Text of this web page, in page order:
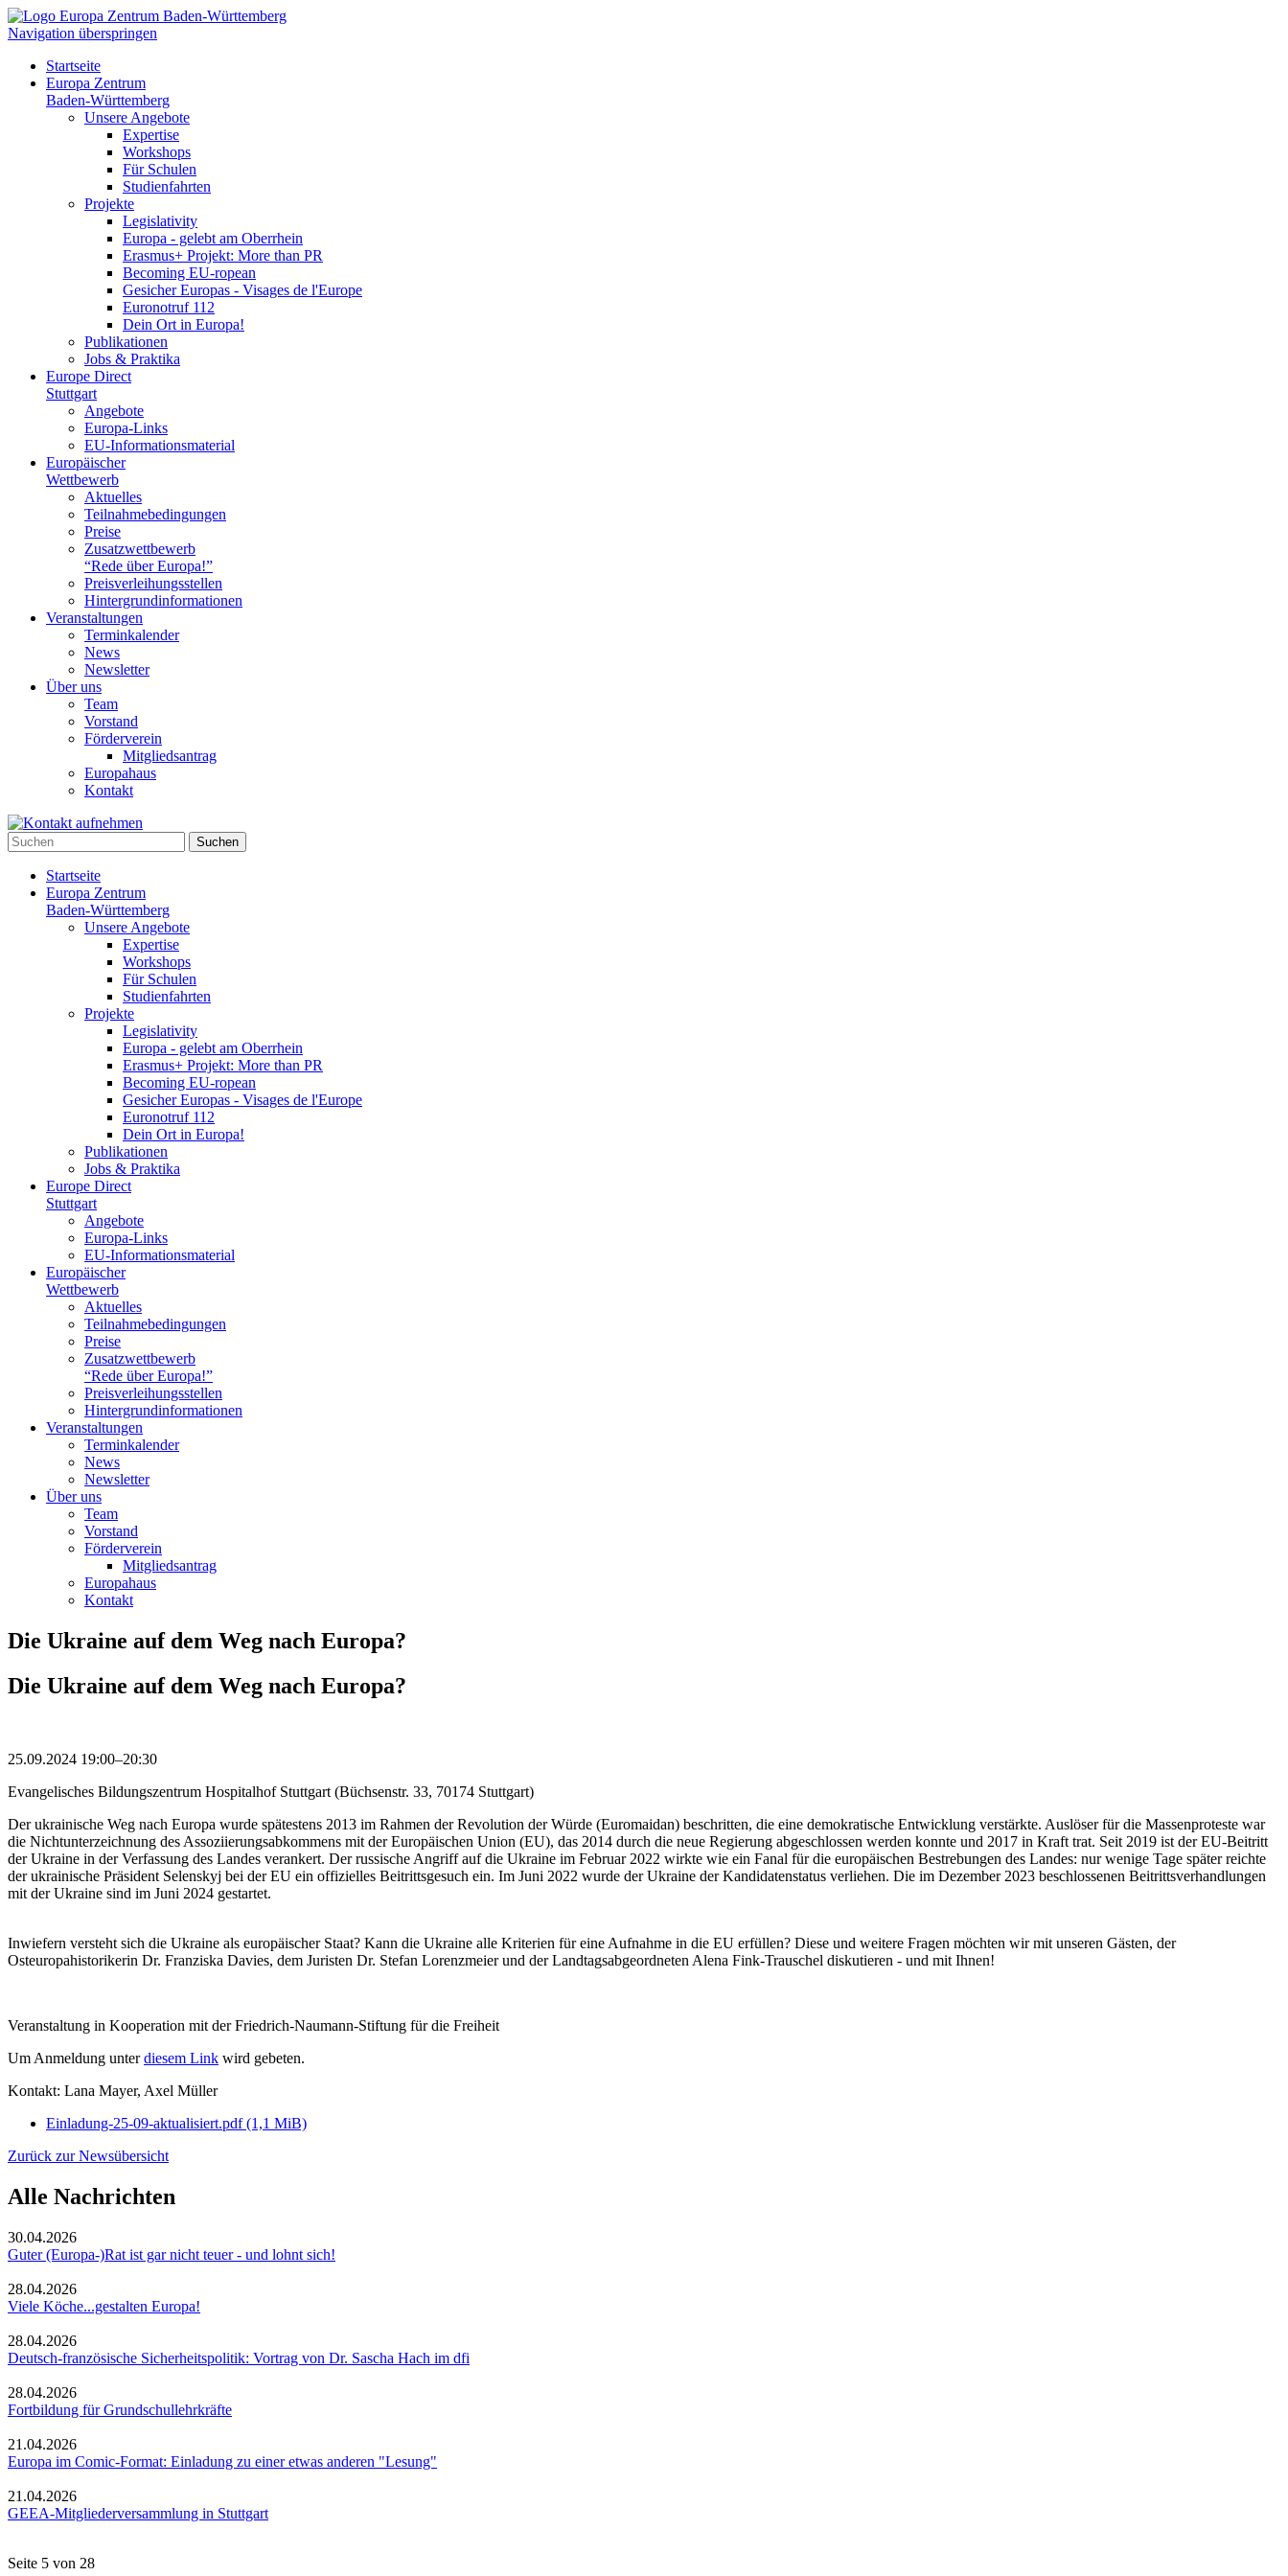
Navigation überspringen
Startseite
Europa Zentrum
Baden-Württemberg
Unsere Angebote
Expertise
Workshops
Für Schulen
Studienfahrten
Projekte
Legislativity
Europa - gelebt am Oberrhein
Erasmus+ Projekt: More than PR
Becoming EU-ropean
Gesicher Europas - Visages de l'Europe
Euronotruf 112
Dein Ort in Europa!
Publikationen
Jobs & Praktika
Europe Direct
Stuttgart
Angebote
Europa-Links
EU-Informationsmaterial
Europäischer
Wettbewerb
Aktuelles
Teilnahme­bedingungen
Preise
Zusatzwettbewerb
“Rede über Europa!”
Preisverleihungsstellen
Hintergrundinformationen
Veranstaltungen
Terminkalender
News
Newsletter
Über uns
Team
Vorstand
Förderverein
Mitgliedsantrag
Europahaus
Kontakt
Suchen
Startseite
Europa Zentrum
Baden-Württemberg
Unsere Angebote
Expertise
Workshops
Für Schulen
Studienfahrten
Projekte
Legislativity
Europa - gelebt am Oberrhein
Erasmus+ Projekt: More than PR
Becoming EU-ropean
Gesicher Europas - Visages de l'Europe
Euronotruf 112
Dein Ort in Europa!
Publikationen
Jobs & Praktika
Europe Direct
Stuttgart
Angebote
Europa-Links
EU-Informationsmaterial
Europäischer
Wettbewerb
Aktuelles
Teilnahme­bedingungen
Preise
Zusatzwettbewerb
“Rede über Europa!”
Preisverleihungsstellen
Hintergrundinformationen
Veranstaltungen
Terminkalender
News
Newsletter
Über uns
Team
Vorstand
Förderverein
Mitgliedsantrag
Europahaus
Kontakt
Die Ukraine auf dem Weg nach Europa?
Die Ukraine auf dem Weg nach Europa?
25.09.2024 19:00–20:30
Evangelisches Bildungszentrum Hospitalhof Stuttgart (Büchsenstr. 33, 70174 Stuttgart)
Der ukrainische Weg nach Europa wurde spätestens 2013 im Rahmen der Revolution der Würde (Euromaidan) beschritten, die eine demokratische Entwicklung verstärkte. Auslöser für die Massenproteste war
die Nichtunterzeichnung des Assoziierungsabkommens mit der Europäischen Union (EU), das 2014 durch die neue Regierung abgeschlossen werden konnte und 2017 in Kraft trat. Seit 2019 ist der EU-Beitritt
der Ukraine in der Verfassung des Landes verankert. Der russische Angriff auf die Ukraine im Februar 2022 wirkte wie ein Fanal für die europäischen Bestrebungen des Landes: nur wenige Tage später reichte
der ukrainische Präsident Selenskyj bei der EU ein offizielles Beitrittsgesuch ein. Im Juni 2022 wurde der Ukraine der Kandidatenstatus verliehen. Die im Dezember 2023 beschlossenen Beitrittsverhandlungen
mit der Ukraine sind im Juni 2024 gestartet.
Inwiefern versteht sich die Ukraine als europäischer Staat? Kann die Ukraine alle Kriterien für eine Aufnahme in die EU erfüllen? Diese und weitere Fragen möchten wir mit unseren Gästen, der
Osteuropahistorikerin Dr. Franziska Davies, dem Juristen Dr. Stefan Lorenzmeier und der Landtagsabgeordneten Alena Fink-Trauschel diskutieren - und mit Ihnen!
Veranstaltung in Kooperation mit der Friedrich-Naumann-Stiftung für die Freiheit
Um Anmeldung unterdiesem Link wird gebeten.
Kontakt: Lana Mayer, Axel Müller
Einladung-25-09-aktualisiert.pdf(1,1 MiB)
Zurück zur Newsübersicht
Alle Nachrichten
30.04.2026
Guter (Europa-)Rat ist gar nicht teuer - und lohnt sich!
28.04.2026
Viele Köche...gestalten Europa!
28.04.2026
Deutsch-französische Sicherheitspolitik: Vortrag von Dr. Sascha Hach im dfi
28.04.2026
Fortbildung für Grundschullehrkräfte
21.04.2026
Europa im Comic-Format: Einladung zu einer etwas anderen "Lesung"
21.04.2026
GEEA-Mitgliederversammlung in Stuttgart
Seite 5 von 28